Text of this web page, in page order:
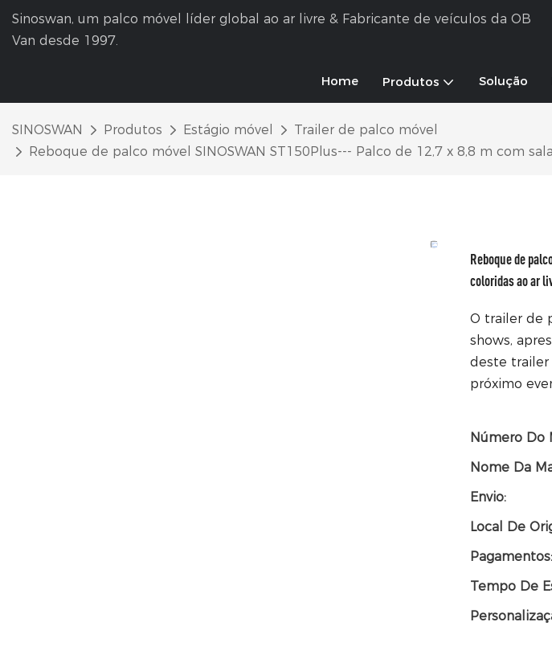
Sinoswan, um palco móvel líder global ao ar livre & Fabricante de veículos da OB
Van desde 1997.
Home Produtos Solução
SINOSWAN Produtos Estágio móvel
Trailer de palco móvel
Reboque de palco móvel SINOSWAN ST150Plus--- Palco de 12,7 x 8,8 m com
Reboque de
coloridas ao ar
O trailer de
shows,
deste trailer
próximo
Número Do
Nome Da
Envio:
Local De
Pagamentos:
Tempo De